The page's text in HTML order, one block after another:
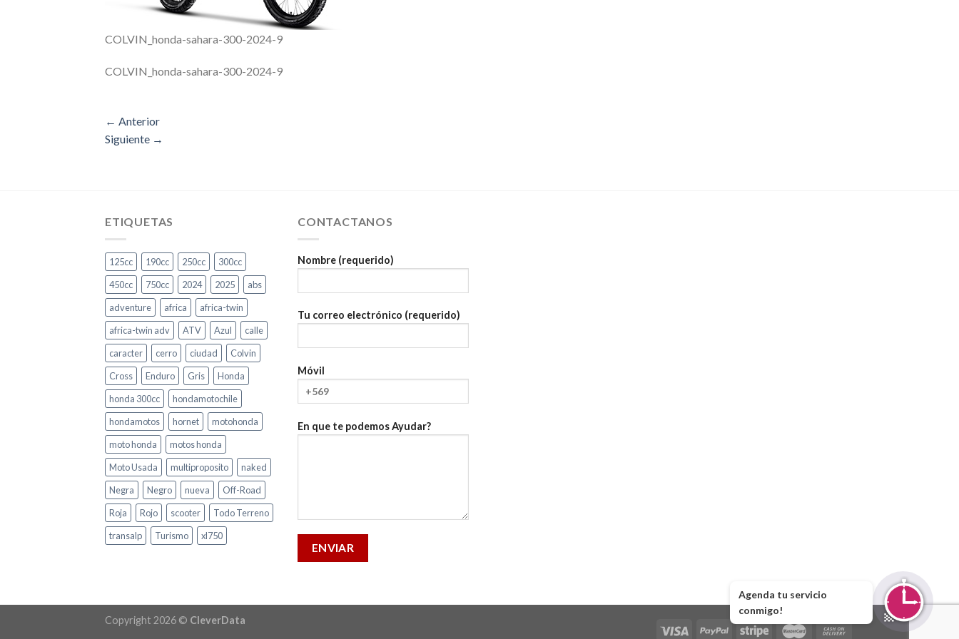
COLVIN_honda-sahara-300-2024-9
COLVIN_honda-sahara-300-2024-9
← Anterior
Siguiente →
ETIQUETAS
125cc 190cc 250cc
300cc
450cc
750cc 2024 2025
abs
adventure
africa
africa-twin
africa-twin adv
ATV Azul
calle
caracter
cerro ciudad
Colvin
Cross
Enduro Gris
Honda
honda 300cc
hondamotochile
hondamotos
hornet
motohonda
moto honda
motos honda
Moto Usada
multiproposito
naked
Negra
Negro nueva
Off-Road
Roja
Rojo scooter
Todo Terreno
transalp
Turismo xl750
CONTACTANOS
Nombre (requerido)
Tu correo electrónico (requerido)
Móvil
En que te podemos Ayudar?
Copyright 2026 © CleverData
Agenda tu servicio
conmigo!